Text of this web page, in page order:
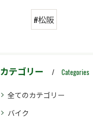
#松阪
カテゴリー Categories
全てのカテゴリー
バイク